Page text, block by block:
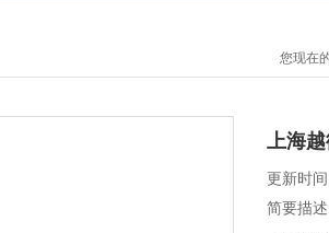
您现在
上海
更新时
简要描述